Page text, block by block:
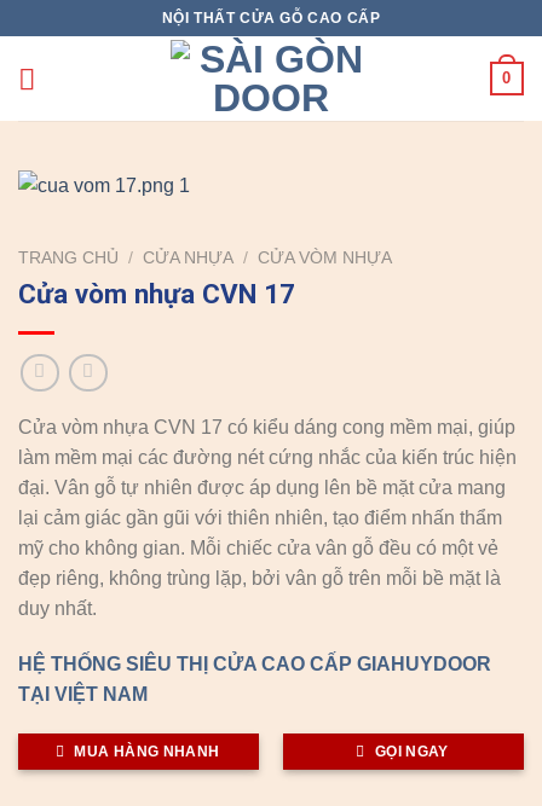
content
NỘI THẤT CỬA GỖ CAO CẤP
0
TRANG CHỦ / CỬA NHỰA / CỬA VÒM NHỰA
Cửa vòm nhựa CVN 17
Cửa vòm nhựa CVN 17 có kiểu dáng cong mềm mại, giúp
làm mềm mại các đường nét cứng nhắc của kiến trúc hiện
đại. Vân gỗ tự nhiên được áp dụng lên bề mặt cửa mang
lại cảm giác gần gũi với thiên nhiên, tạo điểm nhấn thẩm
mỹ cho không gian. Mỗi chiếc cửa vân gỗ đều có một vẻ
đẹp riêng, không trùng lặp, bởi vân gỗ trên mỗi bề mặt là
duy nhất.
HỆ THỐNG SIÊU THỊ CỬA CAO CẤP GIAHUYDOOR
TẠI VIỆT NAM
MUA HÀNG NHANH GỌI NGAY